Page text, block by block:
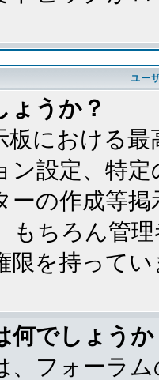
ユー
ょうか？
板における
ン設定、特
ーの作成等
もちろん管
限を持ってい
何でしょうか
、フォーラ